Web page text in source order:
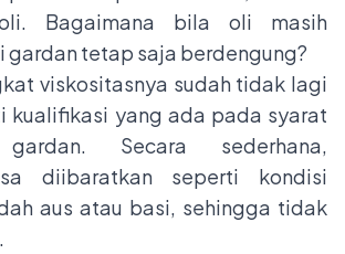
Bagaimana bila oli masih
gardan tetap saja berdengung?
viskositasnya sudah tidak lagi
kualifikasi yang ada pada syarat
Secara sederhana,
diibaratkan seperti kondisi
aus atau basi, sehingga tidak